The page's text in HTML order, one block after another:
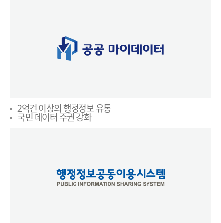
2억건 이상의 행정정보 유통
국민 데이터 주권 강화